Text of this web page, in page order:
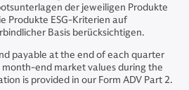
der jeweiligen Produkte
Produkte ESG-Kriterien auf
Basis berücksichtigen.
payable at the end of each quarter
end market values during the
is provided in our Form ADV Part 2.